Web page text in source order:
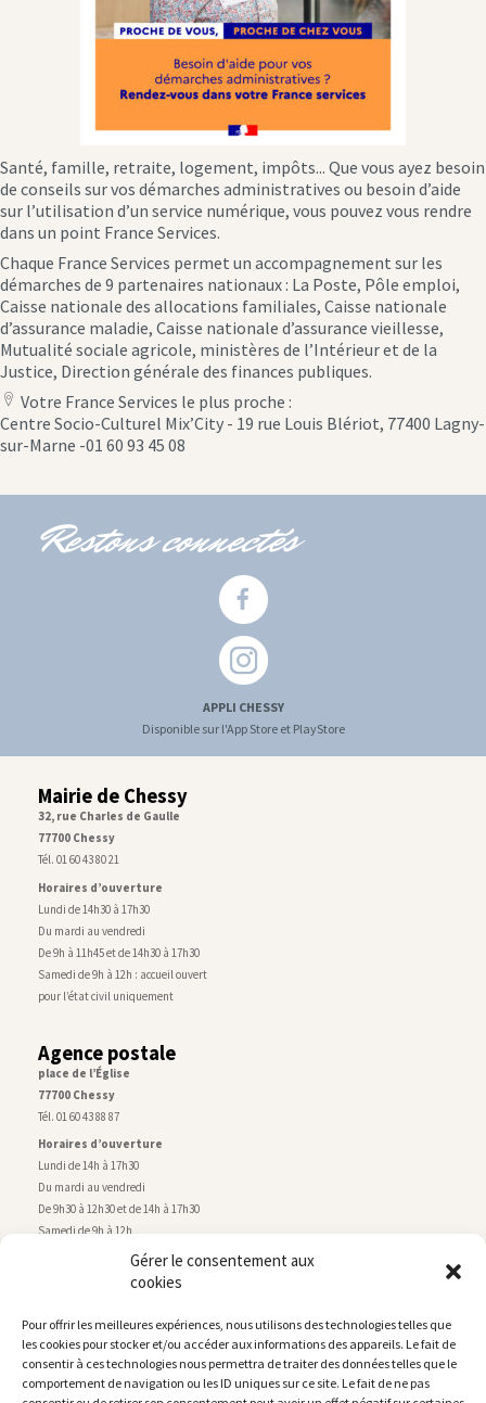
Gérer le consentement aux
cookies
Pour offrir les meilleures expériences, nous utilisons des technologies telles que
les cookies pour stocker et/ou accéder aux informations des appareils. Le fait de
consentir à ces technologies nous permettra de traiter des données telles que le
comportement de navigation ou les ID uniques sur ce site. Le fait de ne pas
Santé, famille, retraite, logement, impôts... Que vous ayez besoin
de conseils sur vos démarches administratives ou besoin d’aide
sur l’utilisation d’un service numérique, vous pouvez vous rendre
dans un point France Services.
Chaque France Services permet un accompagnement sur les
démarches de 9 partenaires nationaux : La Poste, Pôle emploi,
Caisse nationale des allocations familiales, Caisse nationale
d’assurance maladie, Caisse nationale d’assurance vieillesse,
Mutualité sociale agricole, ministères de l’Intérieur et de la
Justice, Direction générale des finances publiques.
location
icon
Votre France Services le plus proche :
Centre Socio-Culturel Mix’City - 19 rue Louis Blériot, 77400 Lagny-
sur-Marne -01 60 93 45 08
Restons connectés
APPLI CHESSY
Disponible sur l'App Store et PlayStore
Mairie de Chessy
32, rue Charles de Gaulle
77700 Chessy
Tél. 01 60 43 80 21
Horaires d’ouverture
Lundi de 14h30 à 17h30
Du mardi au vendredi
De 9h à 11h45 et de 14h30 à 17h30
Samedi de 9h à 12h : accueil ouvert
pour l’état civil uniquement
Agence postale
place de l’Église
77700 Chessy
Tél. 01 60 43 88 87
Horaires d’ouverture
Lundi de 14h à 17h30
Du mardi au vendredi
De 9h30 à 12h30 et de 14h à 17h30
Samedi de 9h à 12h
Service technique
rue de Montry–77700 Chessy
Tél. 01 60 43 52 63
Horaires d’ouverture